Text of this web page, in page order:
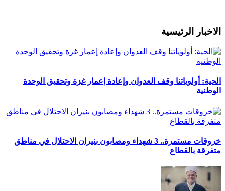
الاخبار الرئيسية
الحية: أولوياتنا وقف العدوان وإعادة إعمار غزة وتحقيق الوحدة
الوطنية
خروقات مستمرة.. 3 شهداء ومصابون بنيران الاحتلال في مناطق
متفرقة بالقطاع